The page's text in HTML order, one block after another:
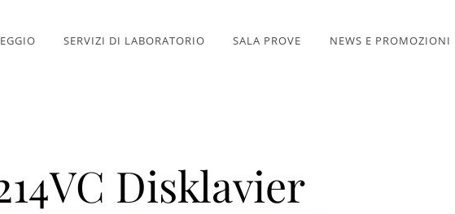
SERVIZI DI LABORATORIO SALA PROVE NEWS E PROMOZIONI
Disklavier